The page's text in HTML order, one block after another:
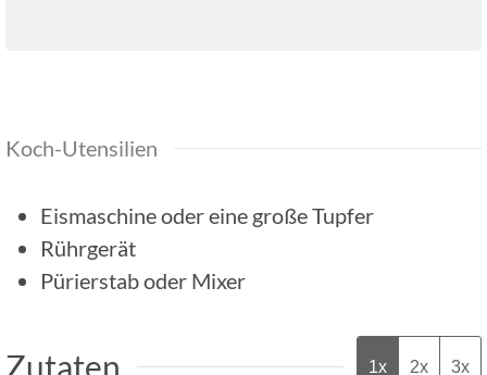
Koch-Utensilien
Eismaschine oder eine große Tupfer
Rührgerät
Pürierstab oder Mixer
Zutaten 1x 2x 3x